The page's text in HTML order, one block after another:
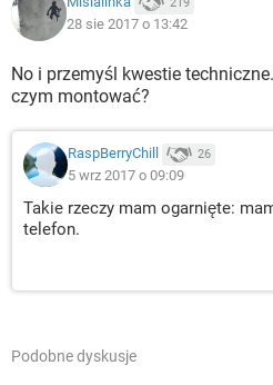
28 sie 2017 o 13:42
No i przemyśl kwestie
czym montować?
RaspBerryChill 26
5 wrz 2017 o 09:09
Takie rzeczy mam ogarnięte:
telefon.
Podobne dyskusje